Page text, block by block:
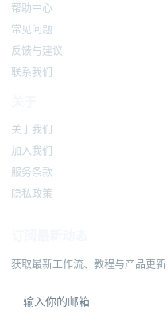
帮助中心
常见问题
反馈与建议
联系我们
关于我们
加入我们
服务条款
隐私政策
获取最新工作流、教程与产品更新